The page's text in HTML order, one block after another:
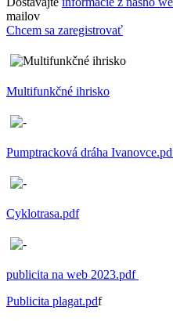
mailov
Chcem sa zaregistrovať
Multifunkčné ihrisko
Pumptracková dráha
Cyklotrasa.pdf
publicita na web 2023.pdf
Publicita plagat.pdf